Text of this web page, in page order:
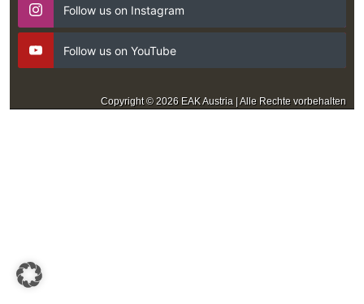
Follow us on Instagram
Follow us on YouTube
Copyright © 2026 EAK Austria | Alle Rechte vorbehalten